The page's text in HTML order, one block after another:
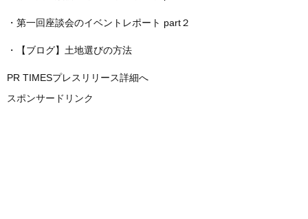
・ 第一回座談会のイベントレポート part２
・ 【ブログ】土地選びの方法
PR TIMESプレスリリース詳細へ
スポンサードリンク